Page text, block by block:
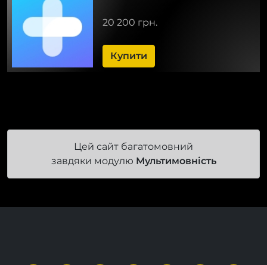
20 200 грн.
Купити
Цей сайт багатомовний
завдяки модулю Мультимовність